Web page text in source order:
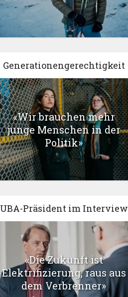
Generationengerechtigkeit
«Wir brauchen mehr
junge Menschen in der
Politik»
UBA-Präsident im Interview
«Die Zukunft ist
Elektrifizierung, raus aus
dem Verbrenner»